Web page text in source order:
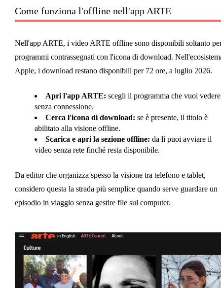
Come funziona l'offline nell'app ARTE
Nell'app ARTE, i video ARTE offline sono disponibili soltanto
programmi contrassegnati con l'icona di download.
Apple, i download restano disponibili per 72 ore, a luglio 2026.
Apri l'app ARTE: scegli il programma che vuoi vedere
senza connessione.
Cerca l'icona di download: se è presente, il titolo è
abilitato alla visione offline.
Scarica e apri la sezione offline: da lì puoi avviare il
video senza rete finché resta disponibile.
Da editor che organizza spesso la visione tra telefono e tablet,
considero questa la strada più semplice quando serve guardare un
episodio in viaggio senza gestire file sul computer.